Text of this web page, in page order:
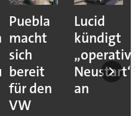
Puebla
macht
sich
bereit
für den
VW
Lucid
kündigt
Neustart“
an